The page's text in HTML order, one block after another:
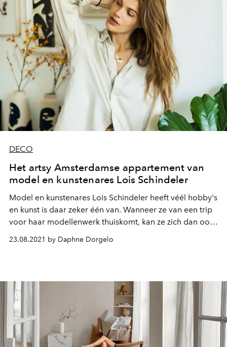
DECO
Het artsy Amsterdamse appartement van
model en kunstenares Lois Schindeler
Model en kunstenares Lois Schindeler heeft véél hobby's
en kunst is daar zeker één van. Wanneer ze van een trip
voor haar modellenwerk thuiskomt, kan ze zich dan ook
weer helemaal creatief uitstorten over haar werken - en
dat is te zien. We namen een kijkje in haar appartement
23.08.2021 by Daphne Dorgelo